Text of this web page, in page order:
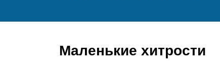
Маленькие хитрости